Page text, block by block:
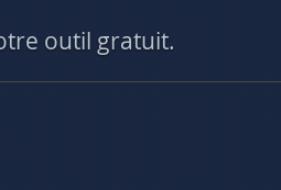
outil gratuit.